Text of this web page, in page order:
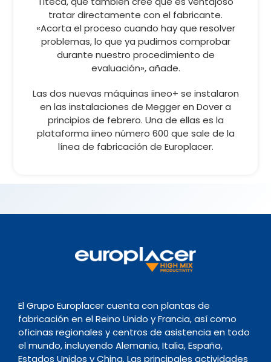
tratar directamente con el fabricante.
«Acorta el proceso cuando hay que resolver
problemas, lo que ya pudimos comprobar
durante nuestro procedimiento de
evaluación», añade.
Las dos nuevas máquinas iineo+ se instalaron
en las instalaciones de Megger en Dover a
principios de febrero. Una de ellas es la
plataforma iineo número 600 que sale de la
línea de fabricación de Europlacer.
El Grupo Europlacer cuenta con plantas de
fabricación en el Reino Unido y Francia, así como
oficinas regionales y centros de asistencia en todo
el mundo, incluyendo Alemania, Italia, España,
Estados Unidos y China. Las principales actividades